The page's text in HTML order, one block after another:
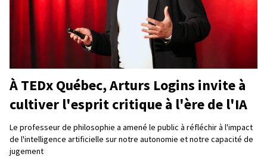
À TEDx Québec, Arturs Logins invite à
cultiver l'esprit critique à l'ère de l'IA
Le professeur de philosophie a amené le public à réfléchir à l'impact
de l'intelligence artificielle sur notre autonomie et notre capacité de
jugement